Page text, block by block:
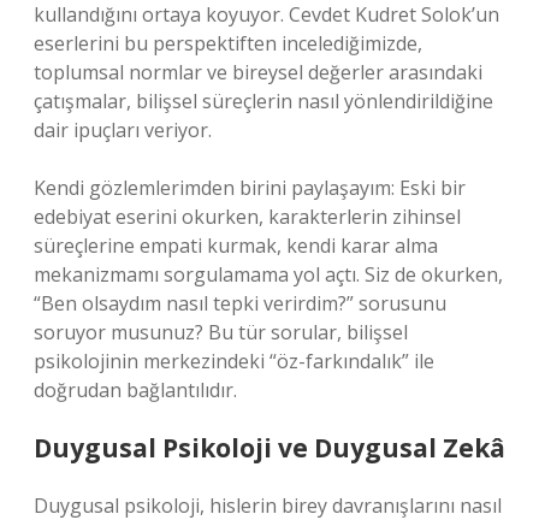
kullandığını ortaya koyuyor. Cevdet Kudret Solok’un
eserlerini bu perspektiften incelediğimizde,
toplumsal normlar ve bireysel değerler arasındaki
çatışmalar, bilişsel süreçlerin nasıl yönlendirildiğine
dair ipuçları veriyor.
Kendi gözlemlerimden birini paylaşayım: Eski bir
edebiyat eserini okurken, karakterlerin zihinsel
süreçlerine empati kurmak, kendi karar alma
mekanizmamı sorgulamama yol açtı. Siz de okurken,
“Ben olsaydım nasıl tepki verirdim?” sorusunu
soruyor musunuz? Bu tür sorular, bilişsel
psikolojinin merkezindeki “öz-farkındalık” ile
doğrudan bağlantılıdır.
Duygusal Psikoloji ve Duygusal Zekâ
Duygusal psikoloji, hislerin birey davranışlarını nasıl